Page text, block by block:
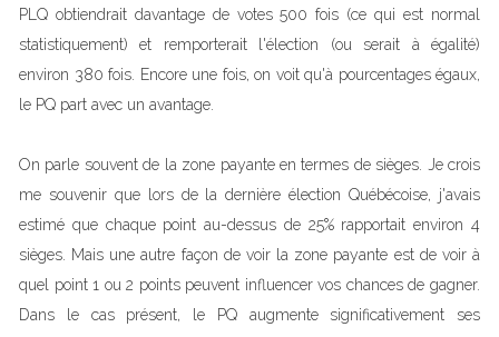
PLQ obtiendrait davantage de votes 500 fois (ce qui est normal
statistiquement) et remporterait l'élection (ou serait à égalité)
environ 380 fois. Encore une fois, on voit qu'à pourcentages égaux,
le PQ part avec un avantage.
On parle souvent de la zone payante en termes de sièges. Je crois
me souvenir que lors de la dernière élection Québécoise, j'avais
estimé que chaque point au-dessus de 25% rapportait environ 4
sièges. Mais une autre façon de voir la zone payante est de voir à
quel point 1 ou 2 points peuvent influencer vos chances de gagner.
Dans le cas présent, le PQ augmente significativement ses